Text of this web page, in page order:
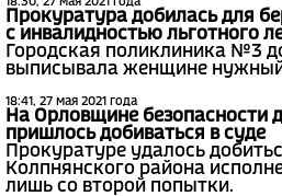
Прокуратура добилась для
с инвалидностью льготного
Городская поликлиника №3
выписывала женщине нужный
18:41, 27 мая 2021 года
На Орловщине безопасности
пришлось добиваться в суде
Прокуратуре удалось
Колпнянского района
лишь со второй попытки.